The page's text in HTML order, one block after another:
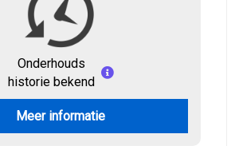
Onderhouds
historie bekend
Meer informatie